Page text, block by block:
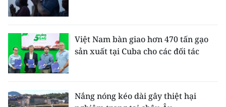
Việt Nam bàn giao hơn 470 tấn gạo
sản xuất tại Cuba cho các đối tác
Nắng nóng kéo dài gây thiệt hại